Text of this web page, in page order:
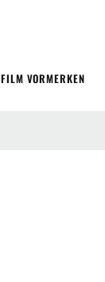
FILM VORMERKEN